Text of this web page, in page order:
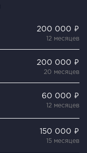
200 000 ₽
12 месяцев
200 000 ₽
20 месяцев
60 000 ₽
12 месяцев
150 000 ₽
15 месяцев